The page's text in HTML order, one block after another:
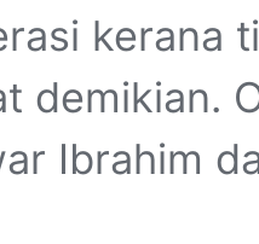
kerana
demikian.
Ibrahim